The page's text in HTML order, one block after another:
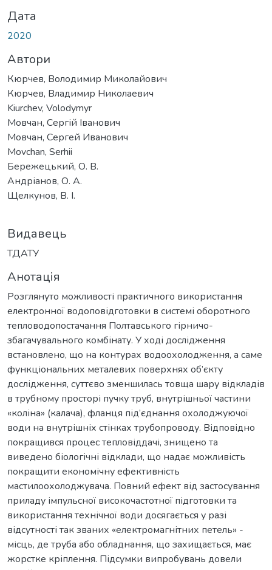
Дата
2020
Автори
Кюрчев, Володимир Миколайович
Кюрчев, Владимир Николаевич
Kiurchev, Volodymyr
Мовчан, Сергій Іванович
Мовчан, Сергей Иванович
Movchan, Serhii
Бережецький, О. В.
Андріанов, О. А.
Щелкунов, В. І.
Видавець
ТДАТУ
Анотація
Розглянуто можливості практичного використання
електронної водоповідготовки в системі оборотного
тепловодопостачання Полтавського гірничо-
збагачувального комбінату. У ході дослідження
встановлено, що на контурах водоохолодження, а саме
функціональних металевих поверхнях об’єкту
дослідження, суттєво зменшилась товща шару відкладів
в трубному просторі пучку труб, внутрішньої частини
«коліна» (калача), фланця під’єднання охолоджуючої
води на внутрішніх стінках трубопроводу. Відповідно
покращився процес тепловіддачі, знищено та
виведено біологічні відклади, що надає можливість
покращити економічну ефективність
мастилоохолоджувача. Повний ефект від застосування
приладу імпульсної високочастотної підготовки та
використання технічної води досягається у разі
відсутності так званих «електромагнітних петель» -
місць, де труба або обладнання, що захищається, має
жорстке кріплення. Підсумки випробувань довели